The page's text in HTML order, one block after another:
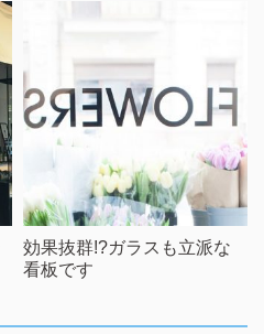
効果抜群!?ガラスも立派な
看板です